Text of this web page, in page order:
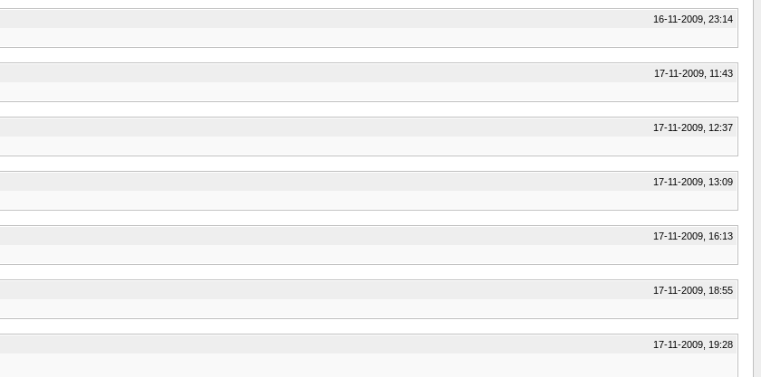
16-11-2009, 23:14
17-11-2009, 11:43
17-11-2009, 12:37
17-11-2009, 13:09
17-11-2009, 16:13
17-11-2009, 18:55
17-11-2009, 19:28